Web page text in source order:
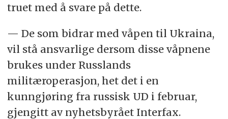
truet med å svare på dette.
— De som bidrar med våpen til Ukraina,
vil stå ansvarlige dersom disse våpnene
brukes under Russlands
militæroperasjon, het det i en
kunngjøring fra russisk UD i februar,
gjengitt av nyhetsbyrået Interfax.